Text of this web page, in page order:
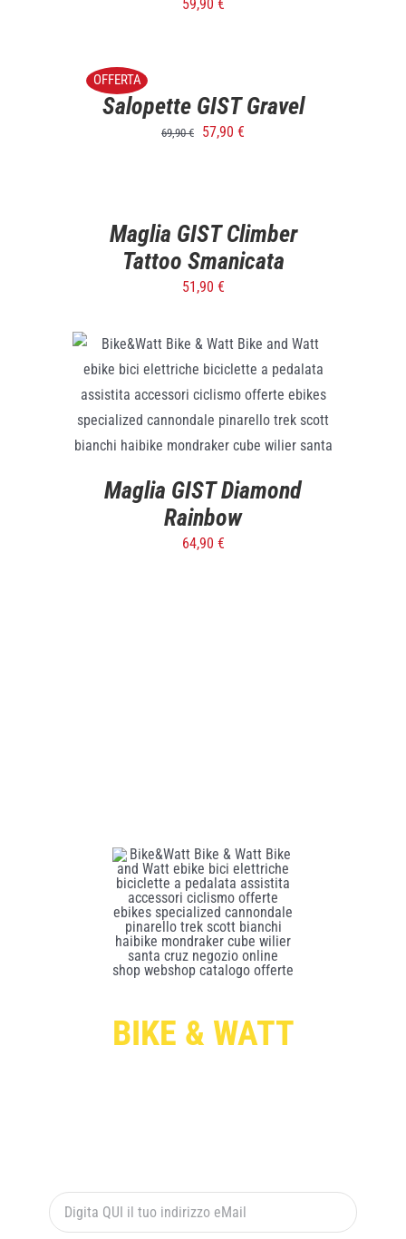
59,90 €
OFFERTA
DETTAGLI
Salopette GIST Gravel
69,90€ 57,90 €
Maglia GIST Climber
Tattoo Smanicata
51,90 €
SELECT OPTIONS / DETTAGLI
Maglia GIST Diamond
Rainbow
64,90 €
BIKE & WATT